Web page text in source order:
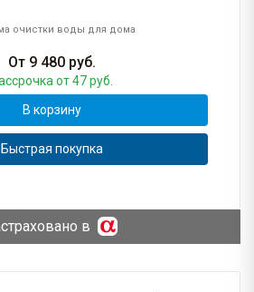
очистки воды для дома
От 9 480руб.
от 47 руб.
В корзину
Быстрая покупка
в